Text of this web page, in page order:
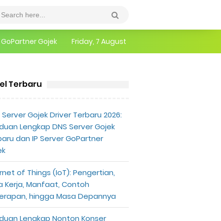
Gojek
Friday, 7 August
Terbaru
Server Gojek Driver Terbaru 2026:
Lengkap DNS Server Gojek
dan IP Server GoPartner
of Things (IoT): Pengertian,
Kerja, Manfaat, Contoh
hingga Masa Depannya
Lengkap Nonton Konser